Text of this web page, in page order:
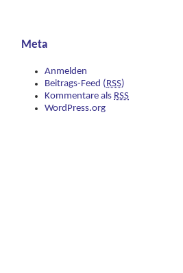
Meta
Anmelden
Beitrags-Feed ( RSS)
Kommentare als RSS
WordPress.org